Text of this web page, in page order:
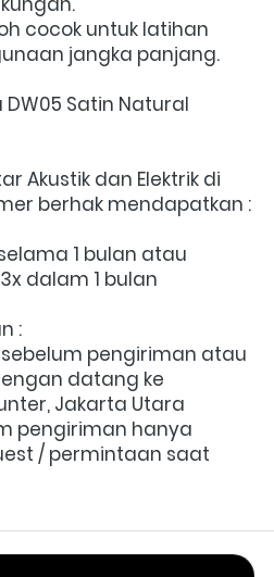
cocok untuk latihan
jangka panjang.
Satin Natural
Akustik dan Elektrik di
1 bulan atau
dalam 1 bulan
:
sebelum pengiriman atau
datang ke
Jakarta Utara
pengiriman hanya
/ permintaan saat